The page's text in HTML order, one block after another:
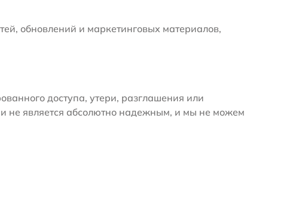
обновлений и маркетинговых материалов,
доступа, утери, разглашения или
не является абсолютно надежным, и мы не можем